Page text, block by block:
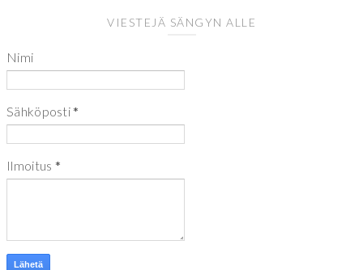
VIESTEJÄ SÄNGYN ALLE
Nimi
Sähköposti*
Ilmoitus *